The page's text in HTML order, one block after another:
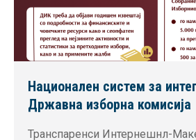
Национален систем за
Државна изборна комисија
Транспаренси Интернешнл-